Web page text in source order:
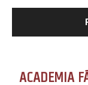
ACADEMIA